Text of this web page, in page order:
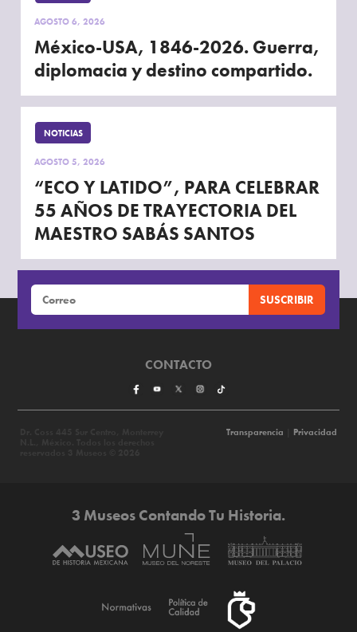
AGOSTO 6, 2026
México-USA, 1846-2026. Guerra,
diplomacia y destino compartido.
NOTICIAS
AGOSTO 5, 2026
“ECO Y LATIDO”, PARA CELEBRAR
55 AÑOS DE TRAYECTORIA DEL
MAESTRO SABÁS SANTOS
CONTACTO
Transparencia Privacidad
3 Museos Contando Tu Historia.